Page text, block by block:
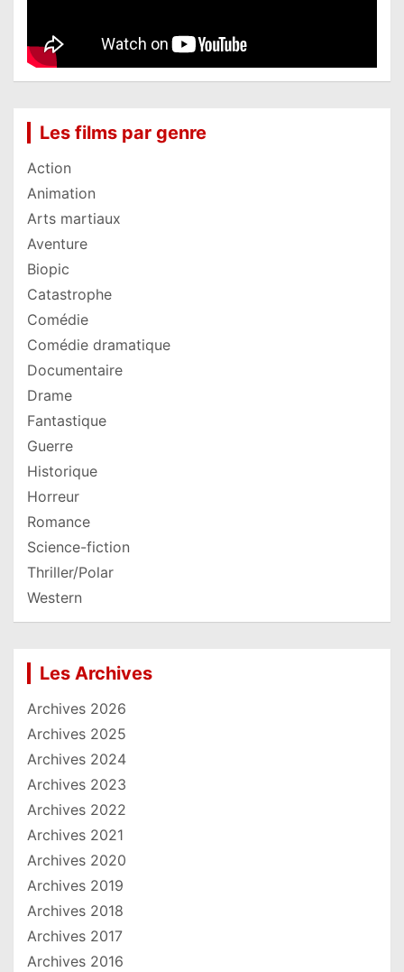
Les films par genre
Action
Animation
Arts martiaux
Aventure
Biopic
Catastrophe
Comédie
Comédie dramatique
Documentaire
Drame
Fantastique
Guerre
Historique
Horreur
Romance
Science-fiction
Thriller/Polar
Western
Les Archives
Archives 2026
Archives 2025
Archives 2024
Archives 2023
Archives 2022
Archives 2021
Archives 2020
Archives 2019
Archives 2018
Archives 2017
Archives 2016